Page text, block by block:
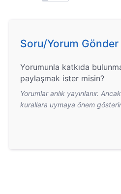
Soru/Yorum Gönder
Yorumunla katkıda
paylaşmak ister misin?
Yorumlar anlık yayınlanır.
kurallara uymaya önem